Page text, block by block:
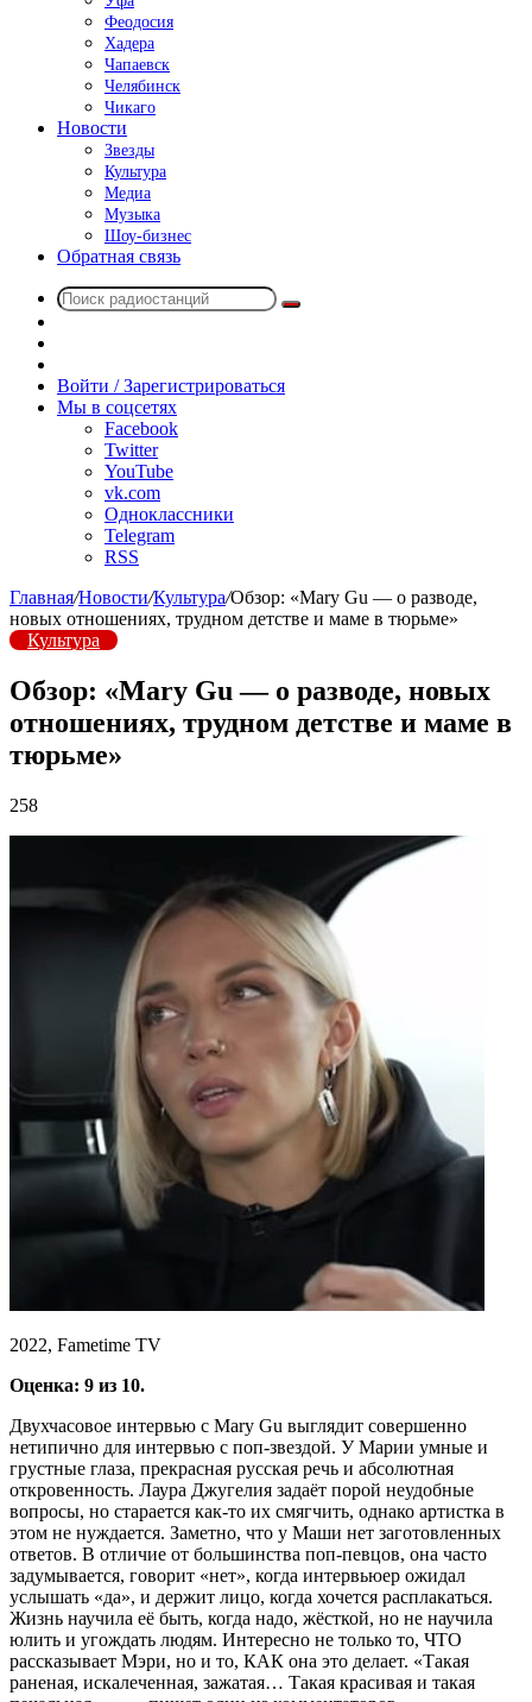
Феодосия
Хадера
Чапаевск
Челябинск
Чикаго
Новости
Звезды
Культура
Медиа
Музыка
Шоу-бизнес
Обратная связь
Поиск
радио
Войти / Зарегистрироваться
Мы в соцсетях
Facebook
Twitter
YouTube
vk.com
Одноклассники
Telegram
RSS
Главная/Новости/Культура/Обзор: «Mary Gu — о разводе,
новых отношениях, трудном детстве и маме в тюрьме»
Культура
Обзор: «Mary Gu — о разводе, новых
отношениях, трудном детстве и маме в
тюрьме»
258
2022, Fametime TV
Оценка: 9 из 10.
Двухчасовое интервью с Mary Gu выглядит совершенно
нетипично для интервью с поп-звездой. У Марии умные и
грустные глаза, прекрасная русская речь и абсолютная
откровенность. Лаура Джугелия задаёт порой неудобные
вопросы, но старается как-то их смягчить, однако артистка в
этом не нуждается. Заметно, что у Маши нет заготовленных
ответов. В отличие от большинства поп-певцов, она часто
задумывается, говорит «нет», когда интервьюер ожидал
услышать «да», и держит лицо, когда хочется расплакаться.
Жизнь научила её быть, когда надо, жёсткой, но не научила
юлить и угождать людям. Интересно не только то, ЧТО
рассказывает Мэри, но и то, КАК она это делает. «Такая
раненая, искалеченная, зажатая… Такая красивая и такая